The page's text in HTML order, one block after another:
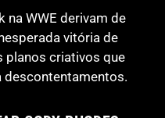
na WWE derivam de
vitória de
planos criativos que
descontentamentos.